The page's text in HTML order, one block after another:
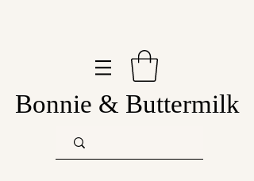
Bonnie & Buttermilk